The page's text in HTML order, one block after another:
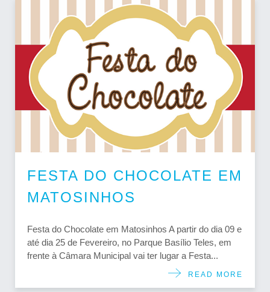
FESTA DO CHOCOLATE EM
MATOSINHOS
Festa do Chocolate em Matosinhos A partir do dia 09 e
até dia 25 de Fevereiro, no Parque Basílio Teles, em
frente à Câmara Municipal vai ter lugar a Festa...
READ MORE